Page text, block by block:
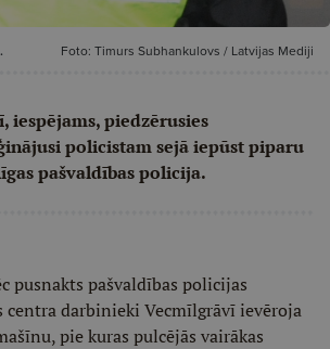
Foto: Timurs Subhankulovs / Latvijas Mediji
iespējams, piedzērusies
policistam sejā iepūst piparu
pašvaldības policija.
pusnakts pašvaldības policijas
centra darbinieki Vecmīlgrāvī ievēroja
pie kuras pulcējās vairākas